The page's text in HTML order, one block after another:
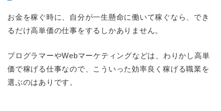
お金を稼ぐ時に、自分が一生懸命に働いて稼ぐなら、でき
るだけ高単価の仕事をするしかありません。
プログラマーやWebマーケティングなどは、わりかし高単
価で稼げる仕事なので、こういった効率良く稼げる職業を
選ぶのはありです。